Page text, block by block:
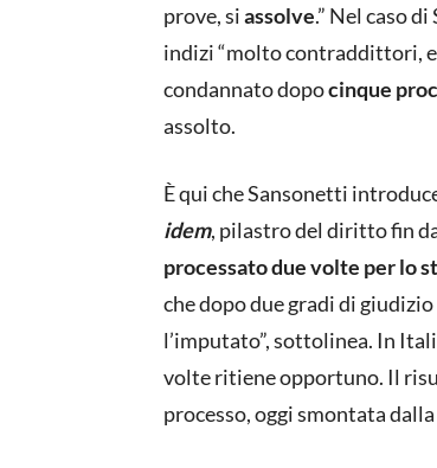
prove, siassolve.” Nel caso
indizi “molto contraddittori, e
condannato dopocinque
assolto.
È qui che Sansonetti
idem, pilastro del diritto fin
processato due volte per lo
che dopo due gradi di
l’imputato”, sottolinea. In
volte ritiene opportuno. Il
processo, oggi smontata dalla